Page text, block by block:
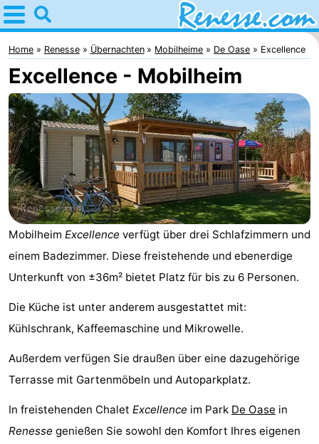
Home
Renesse
Tipps
Für
kindern
Übernachten
Appartements
-
Port
Greve
-
Zeeuwse
Kust
Campingplätze
Ferienhäuser
-
Oase
Duinoord
-
Home Renesse Übernachten Mobilheime De Oase Excellence
Excellence - Mobilheim
Mobilheim Excellence verfügt über drei Schlafzimmern und
einem Badezimmer. Diese freistehende und ebenerdige
Unterkunft von ±36m² bietet Platz für bis zu 6 Personen.
Die Küche ist unter anderem ausgestattet mit:
Kühlschrank, Kaffeemaschine und Mikrowelle.
Außerdem verfügen Sie draußen über eine dazugehörige
Terrasse mit Gartenmöbeln und Autoparkplatz.
In freistehenden Chalet Excellence im Park De Oase in
Renesse genießen Sie sowohl den Komfort Ihres eigenen